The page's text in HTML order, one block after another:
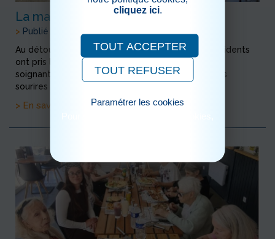
La magie du moment
> Publié le 06/06/2026
Au détour des allées du marché médiéval, nos résidents
ont pris le temps de flâner, accompagnés de leurs
soignantes, dans une ambiance hors du temps. Les
sourires illuminent les visages tandis qu...
> En savoir plus
cliquez ici.
TOUT ACCEPTER
TOUT REFUSER
Paramétrer les cookies